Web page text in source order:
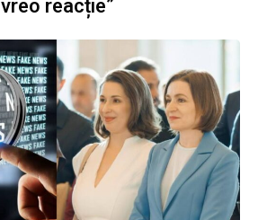
reacție”